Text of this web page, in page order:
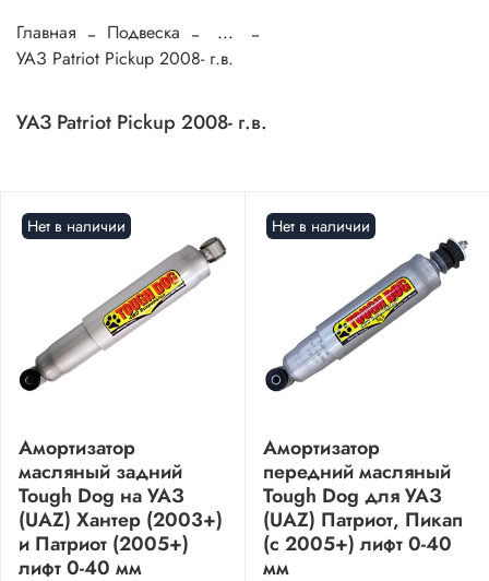
Главная Подвеска
...
УАЗ Patriot Pickup 2008- г.в.
УАЗ Patriot Pickup 2008- г.в.
Нет в наличии
Амортизатор
масляный задний
Tough Dog на УАЗ
(UAZ) Хантер (2003+)
и Патриот (2005+)
лифт 0-40 мм
Нет в наличии
Амортизатор
передний масляный
Tough Dog для УАЗ
(UAZ) Патриот, Пикап
(с 2005+) лифт 0-40
мм